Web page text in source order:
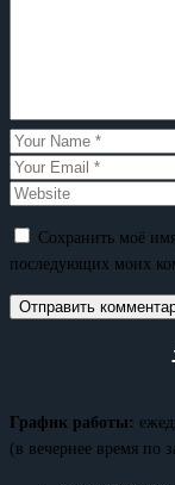
Сохранить моё
последующих моих
График работы:
(в вечернее время по